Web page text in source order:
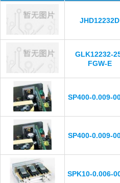
JHD12232D
GLK12232-
FGW-E
SP400-0.009-
SP400-0.009-
SPK10-0.006-